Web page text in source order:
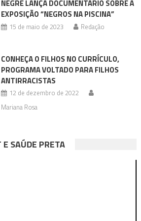
NEGRÊ LANÇA DOCUMENTÁRIO SOBRE A
EXPOSIÇÃO “NEGROS NA PISCINA”
15 de maio de 2023 Redação
CONHEÇA O FILHOS NO CURRÍCULO,
PROGRAMA VOLTADO PARA FILHOS
ANTIRRACISTAS
12 de dezembro de 2022
Mariana Rosa
E SAÚDE PRETA